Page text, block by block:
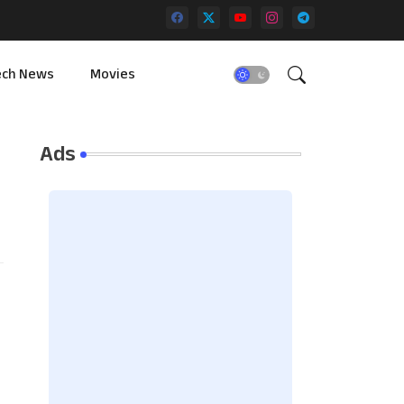
News Movies
Ads